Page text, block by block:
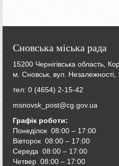
Сновська міська рада
15200 Чернігівська область,
м. Сновськ, вул. Незалежності,
тел: 0 (4654) 2-15-42
msnovsk_post@cg.gov.ua
Графік роботи:
Понеділок 08:00 – 17:00
Вівторок 08:00 – 17:00
Середа 08:00 – 17:00
Четвер 08:00 – 17:00